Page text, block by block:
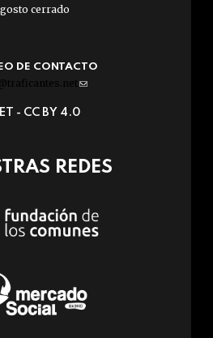
cerrado
DE CONTACTO
(link
e-
- CC BY 4.0
REDES